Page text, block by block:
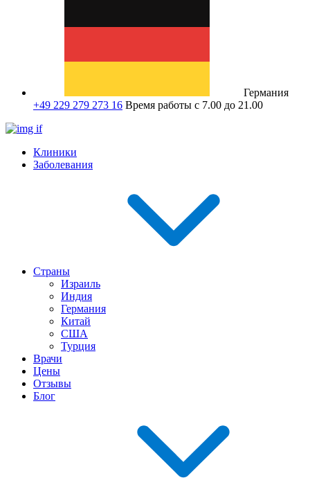
Германия
+49 229 279 273 16 Время работы с 7.00 до 21.00
Клиники
Заболевания
Страны
Израиль
Индия
Германия
Китай
США
Турция
Врачи
Цены
Отзывы
Блог